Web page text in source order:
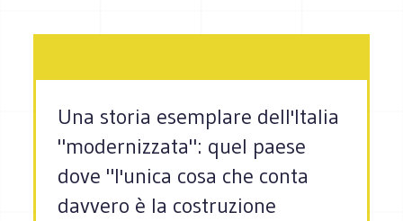
Una storia esemplare dell'Italia
"modernizzata": quel paese
dove "l'unica cosa che conta
davvero è la costruzione